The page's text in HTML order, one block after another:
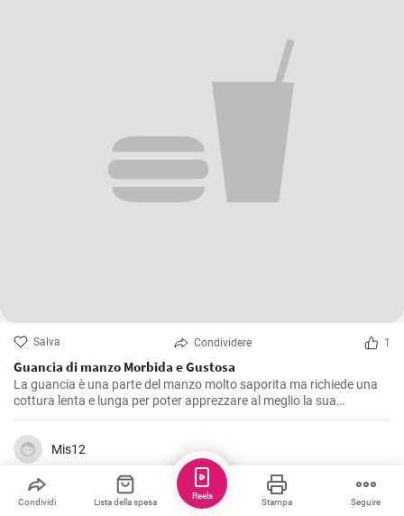
Salva Condividere 1
Guancia di manzo Morbida e Gustosa
La guancia è una parte del manzo molto saporita ma richiede una
cottura lenta e lunga per poter apprezzare al meglio la sua
consistenza morbida e il suo sapore pieno. Questa ricetta è stata
ripetuta molte volte nella mia cucina, affinando ogni volta piccoli
dettagli fino a raggiungere quello che, secondo me, è il giusto
equilibrio di sapori.
Mis12
Condividi Lista della spesa Stampa Seguire
Reels